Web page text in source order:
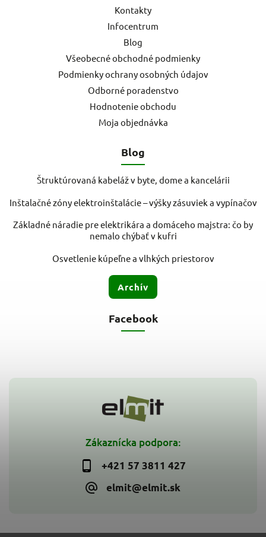
Zákaznícka podpora:
+421 57 3811 427
elmit@elmit.sk
Kontakty
Infocentrum
Blog
Všeobecné obchodné podmienky
Podmienky ochrany osobných údajov
Odborné poradenstvo
Hodnotenie obchodu
Moja objednávka
Blog
Štruktúrovaná kabeláž v byte, dome a kancelárii
Inštalačné zóny elektroinštalácie – výšky zásuviek a vypínačov
Základné náradie pre elektrikára a domáceho majstra: čo by
nemalo chýbať v kufri
Osvetlenie kúpeľne a vlhkých priestorov
Archív
Facebook